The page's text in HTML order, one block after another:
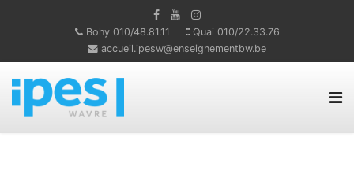
Bohy 010/48.81.11
Quai 010/22.33.76
accueil.ipesw@enseignementbw.be